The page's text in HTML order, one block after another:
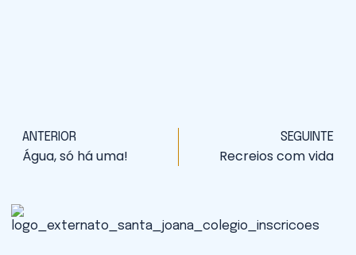
ANTERIOR
Água, só há uma!
SEGUINTE
Recreios com vida